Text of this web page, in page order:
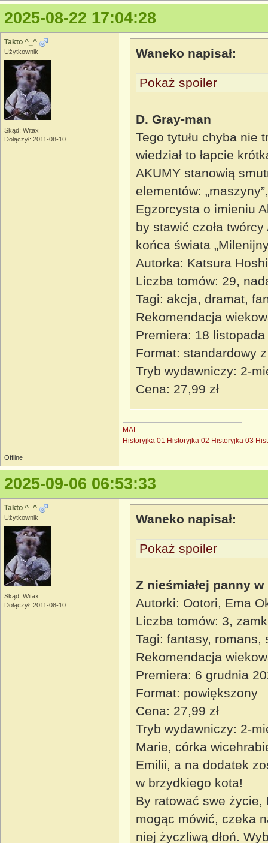
2025-08-22 17:04:28
Takto ^_^
Użytkownik
Skąd: Witax
Dołączył: 2011-08-10
Waneko napisał:
Pokaż spoiler
D. Gray-man
Tego tytułu chyba nie
wiedział to łapcie
AKUMY stanowią
elementów:
Egzorcysta o imieniu
by stawić czoła
końca świata
Autorka: Katsura
Liczba tomów: 29,
Tagi: akcja, dramat,
Rekomendacja
Premiera: 18
Format: standardowy
Tryb wydawniczy: 2-
Cena: 27,99 zł
MAL
Historyjka 01 Historyjka 02 Historyjka 03
Offline
2025-09-06 06:53:33
Takto ^_^
Użytkownik
Skąd: Witax
Dołączył: 2011-08-10
Waneko napisał:
Pokaż spoiler
Z nieśmiałej panny
Autorki: Ootori, Ema
Liczba tomów: 3,
Tagi: fantasy,
Rekomendacja
Premiera: 6 grudnia
Format: powiększony
Cena: 27,99 zł
Tryb wydawniczy: 2-
Marie, córka
Emilii, a na dodatek
w brzydkiego kota!
By ratować swe życie,
mogąc mówić, czeka
niej życzliwą dłoń.